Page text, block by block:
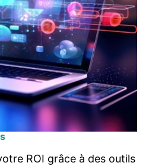
ROI grâce à des outils